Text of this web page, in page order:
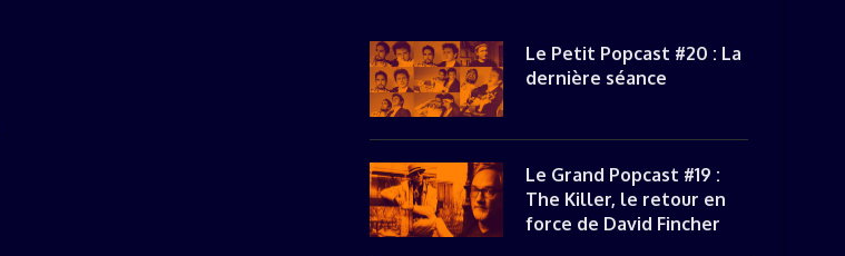
Le Petit Popcast #20 : La
dernière séance
Le Grand Popcast #19 :
The Killer, le retour en
force de David Fincher